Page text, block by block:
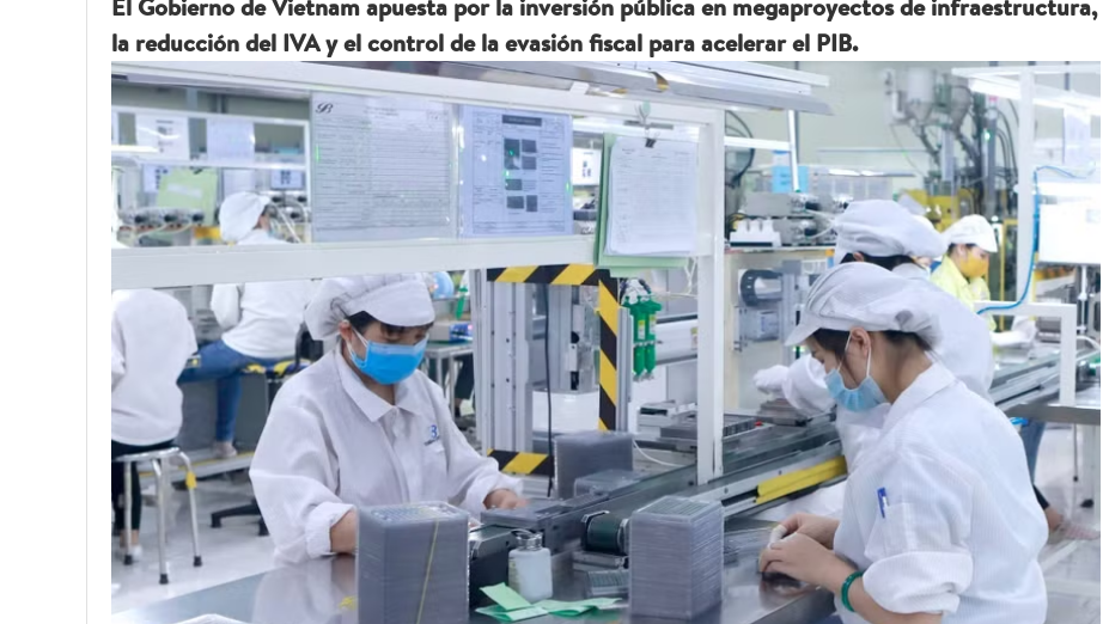
El Gobierno de Vietnam apuesta por la inversión pública en megaproyectos de infraestructura,
la reducción del IVA y el control de la evasión fiscal para acelerar el PIB.